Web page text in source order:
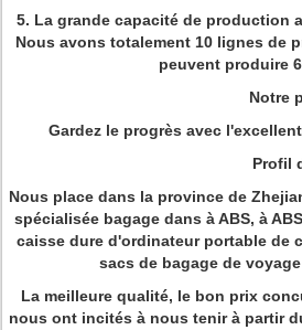
5. La grande capacité de production
Nous avons totalement 10 lignes de
peuvent produire
Notre
Gardez le progrès avec
Profil
Nous place dans la province de
spécialisée bagage dans à ABS, à
caisse dure d'ordinateur portable de
sacs de bagage de
La meilleure qualité, le bon prix
nous ont incités à nous tenir à partir